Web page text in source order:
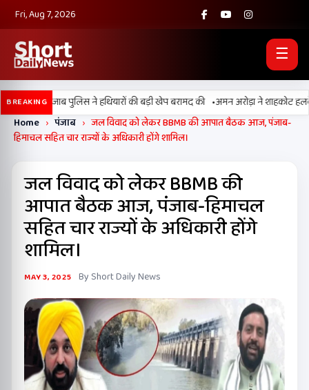
Fri, Aug 7, 2026
☰
BREAKING
और पंजाब पुलिस ने हथियारों की बड़ी खेप बरामद की •अमन अरोड़ा ने शाहकोट हलके में
Home › पंजाब › जल विवाद को लेकर BBMB की आपात बैठक आज, पंजाब-
हिमाचल सहित चार राज्यों के अधिकारी होंगे शामिल।
जल विवाद को लेकर BBMB की
आपात बैठक आज, पंजाब-हिमाचल
सहित चार राज्यों के अधिकारी होंगे
शामिल।
MAY 3, 2025 By Short Daily News